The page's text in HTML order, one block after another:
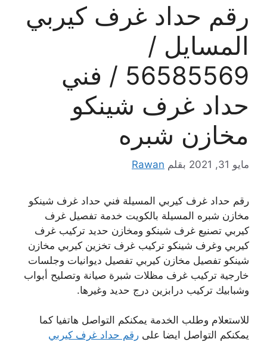
رقم حداد غرف كيربي
المسايل /
56585569 / فني
حداد غرف شينكو
مخازن شبره
مايو 31, 2021 بقلم Rawan
رقم حداد غرف كيربي المسيلة فني حداد غرف شينكو
مخازن شبره المسيلة بالكويت خدمة تفصيل غرف
كيربي تصنيع غرف شينكو ومخازن حديد تركيب غرف
كيربي وغرف شينكو تركيب غرف تخزين كيربي مخازن
شينكو تفصيل مخازن كيربي تفصيل ديوانيات وجلسات
خارجية تركيب غرف مظلات شبرة صيانة وتصليح أبواب
وشبابيك تركيب درابزين درج حديد وغيرها.
للاستعلام وطلب الخدمة يمكنكم التواصل هاتفيا كما
يمكنكم التواصل ايضا على رقم حداد غرف كيربي